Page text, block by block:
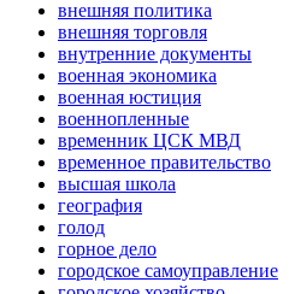
внешняя политика
внешняя торговля
внутренние документы
военная экономика
военная юстиция
военнопленные
временник ЦСК МВД
временное правительство
высшая школа
география
голод
горное дело
городское самоуправление